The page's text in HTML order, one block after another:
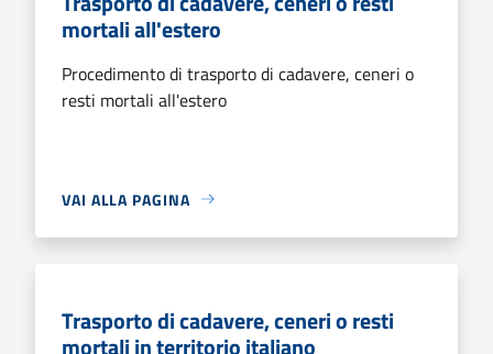
mortali all'estero
Procedimento di trasporto di cadavere, ceneri o
resti mortali all'estero
VAI ALLA PAGINA
Trasporto di cadavere, ceneri o resti
mortali in territorio italiano